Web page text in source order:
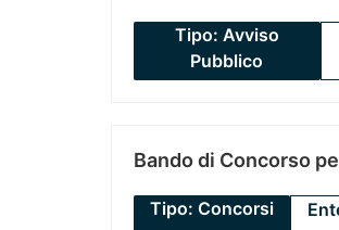
Tipo: Avviso
Pubblico
Bando di Concorso
Tipo: Concorsi